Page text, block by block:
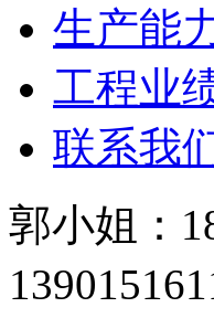
生产能
工程业
联系我
郭小姐：